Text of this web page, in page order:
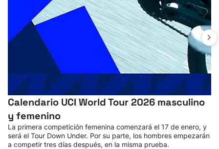
Calendario UCI World Tour 2026 masculino
y femenino
La primera competición femenina comenzará el 17 de enero, y
será el Tour Down Under. Por su parte, los hombres empezarán
a competir tres días después, en la misma prueba.